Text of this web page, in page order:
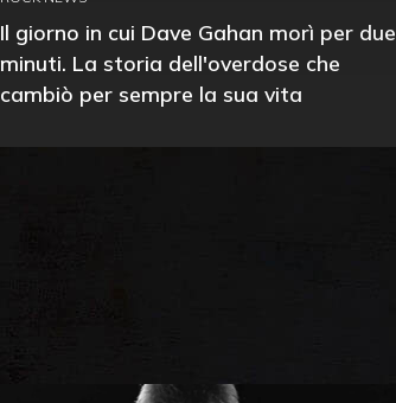
Il giorno in cui Dave Gahan morì per due
minuti. La storia dell'overdose che
cambiò per sempre la sua vita